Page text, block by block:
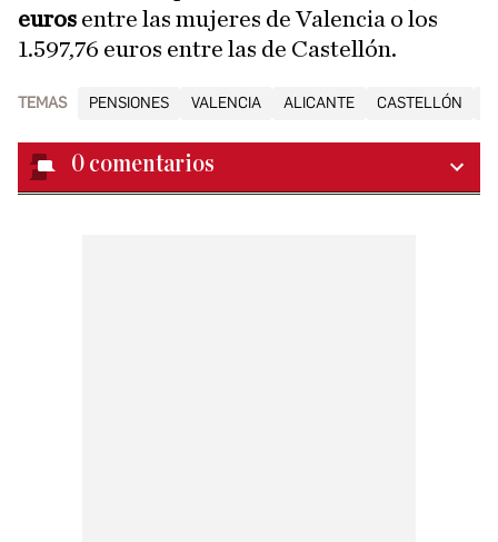
euros entre las mujeres de Valencia o los
1.597,76 euros entre las de Castellón.
TEMAS PENSIONES VALENCIA ALICANTE CASTELLÓN
0 comentarios